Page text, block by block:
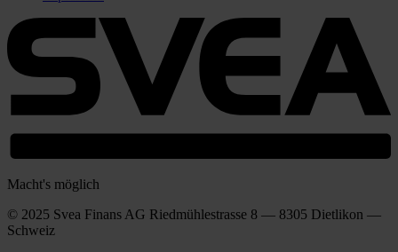
Macht's möglich
© 2025 Svea Finans AG Riedmühlestrasse 8 — 8305 Dietlikon —
Schweiz